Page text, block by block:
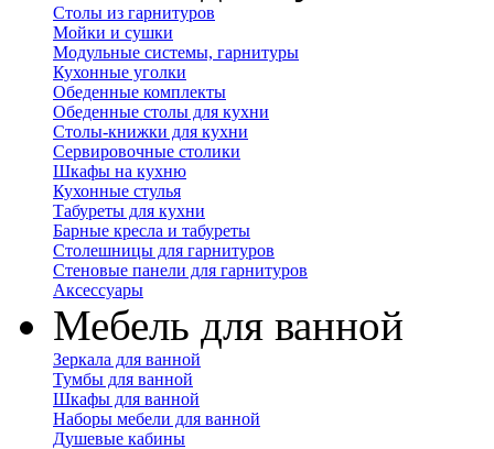
Столы из гарнитуров
Мойки и сушки
Модульные системы, гарнитуры
Кухонные уголки
Обеденные комплекты
Обеденные столы для кухни
Столы-книжки для кухни
Сервировочные столики
Шкафы на кухню
Кухонные стулья
Табуреты для кухни
Барные кресла и табуреты
Столешницы для гарнитуров
Стеновые панели для гарнитуров
Аксессуары
Мебель для ванной
Зеркала для ванной
Тумбы для ванной
Шкафы для ванной
Наборы мебели для ванной
Душевые кабины